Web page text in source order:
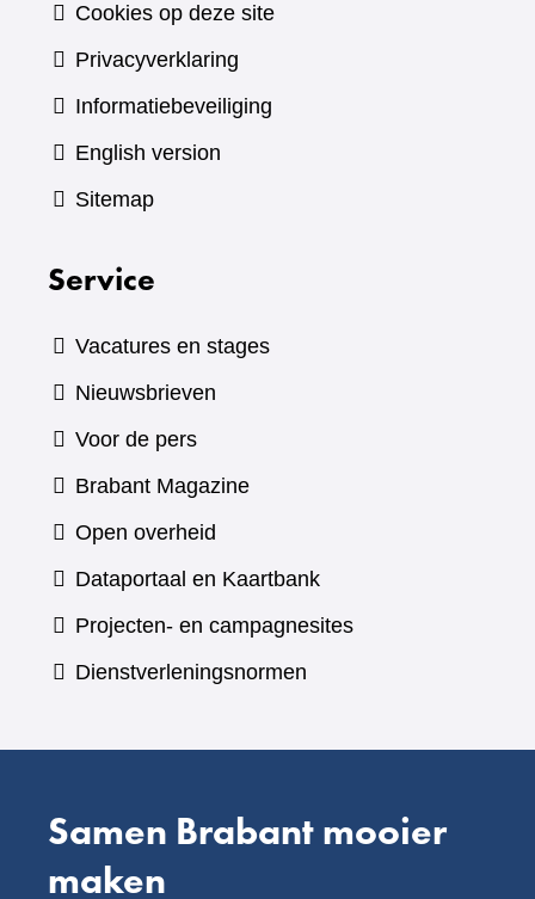
Cookies op deze site
Privacyverklaring
Informatiebeveiliging
English version
Sitemap
Service
Vacatures en stages
Nieuwsbrieven
Voor de pers
Brabant Magazine(verwijst
andere
website)
Open overheid
Dataportaal en Kaartbank(verwijst
naar
Projecten- en campagnesites
Dienstverleningsnormen
Samen Brabant mooier
maken